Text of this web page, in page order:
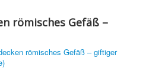
römisches Gefäß –
römisches Gefäß – giftiger